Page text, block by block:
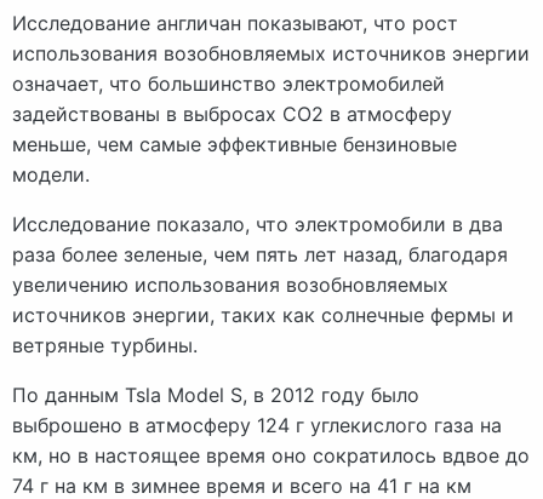
Исследование англичан показывают, что рост
использования возобновляемых источников энергии
означает, что большинство электромобилей
задействованы в выбросах CO2 в атмосферу
меньше, чем самые эффективные бензиновые
модели.
Исследование показало, что электромобили в два
раза более зеленые, чем пять лет назад, благодаря
увеличению использования возобновляемых
источников энергии, таких как солнечные фермы и
ветряные турбины.
По данным Tsla Model S, в 2012 году было
выброшено в атмосферу 124 г углекислого газа на
км, но в настоящее время оно сократилось вдвое до
74 г на км в зимнее время и всего на 41 г на км